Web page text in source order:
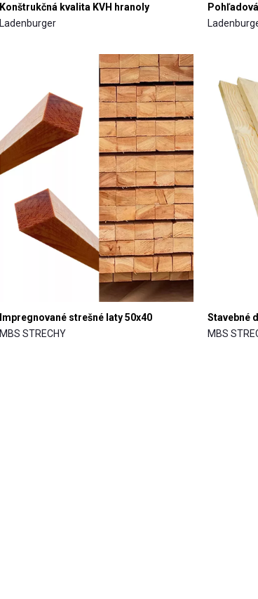
Konštrukčná kvalita KVH hranoly
Ladenburger
Impregnované strešné laty 50x40
MBS STRECHY
Stavebné
MBS